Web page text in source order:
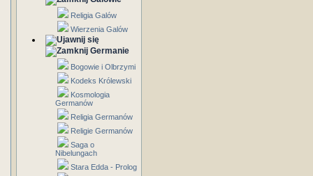
Religia Galów
Wierzenia Galów
Germanie
Bogowie i Olbrzymi
Kodeks Królewski
Kosmologia
Germanów
Religia Germanów
Religie Germanów
Saga o
Nibelungach
Stara Edda - Prolog